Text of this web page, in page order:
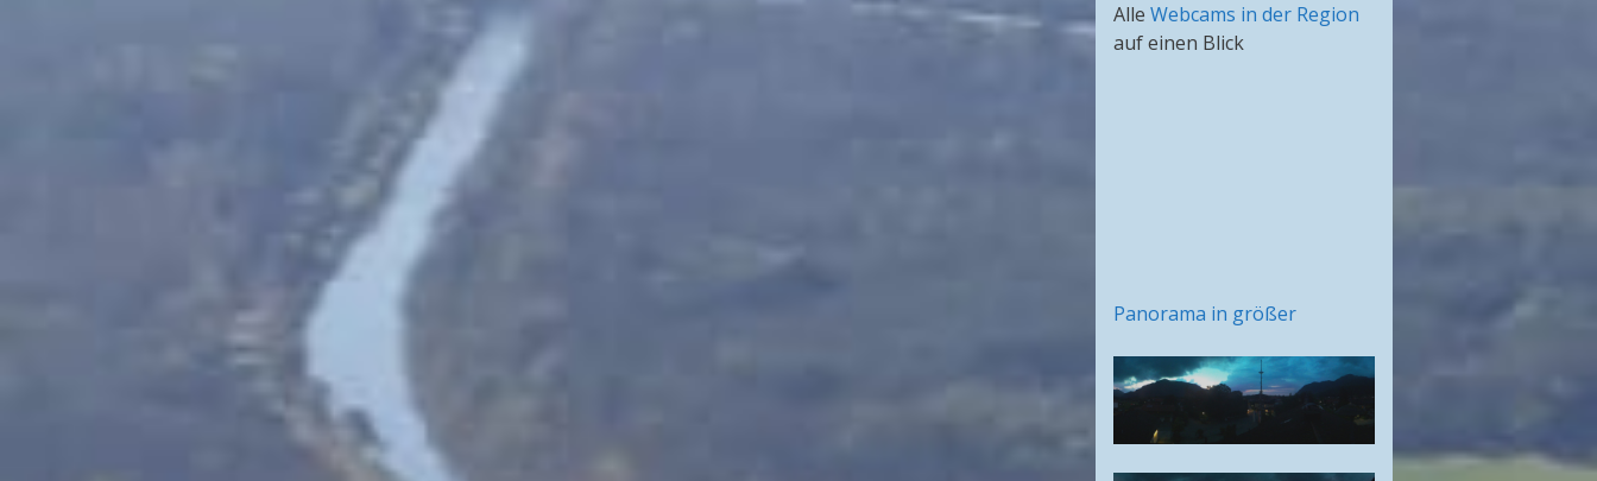
Alle Webcams in der Region
auf einen Blick
Panorama in größer